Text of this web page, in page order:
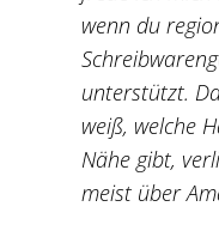
wenn du
unterstützt.
weiß, welche
Nähe gibt,
meist über